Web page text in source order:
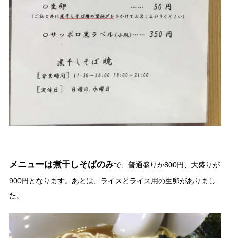
メニューは煮干しそばのみで、普通盛りが800円、大盛りが
900円となります。あとは、ライスとライス用の生卵がありまし
た。